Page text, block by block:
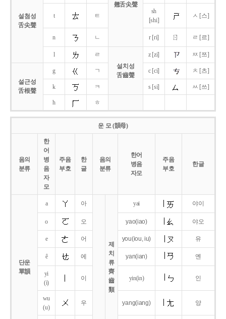
翹舌尖聲
설첨성
舌尖聲
t ㅌ
sh
[shi]
ㅅ [스]
n ㄴ r [ri] ㄖ ㄹ [르]
l
ㄹ
설치성
舌齒聲
z [zi] ㅉ [쯔]
설근성
舌根聲
g ㄱ c [ci] ㅊ [츠]
k ㅋ s [si] ㅆ [쓰]
h ㅎ
운 모 (韻母)
음의
분류
한
어
병
음
자
모
주음
부호
한
글
음의
분류
한어
병음
자모
주음
부호
한글
단운
單韻
a 아
제
치
류
齊
齒
類
yai 야이
o 오 yao(iao) 야오
e 어 you(iou,iu) 유
ê 에 yan(ian) 옌
yi
(i)
이 yin(in) 인
wu
(u)
우 yang(iang) 양